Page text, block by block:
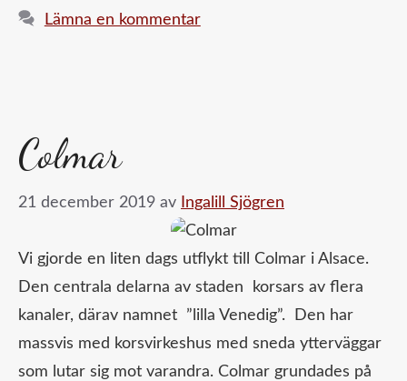
Lämna en kommentar
Colmar
21 december 2019 av Ingalill Sjögren
Vi gjorde en liten dags utflykt till Colmar i Alsace.
Den centrala delarna av staden korsars av flera
kanaler, därav namnet ”lilla Venedig”. Den har
massvis med korsvirkeshus med sneda ytterväggar
som lutar sig mot varandra. Colmar grundades på